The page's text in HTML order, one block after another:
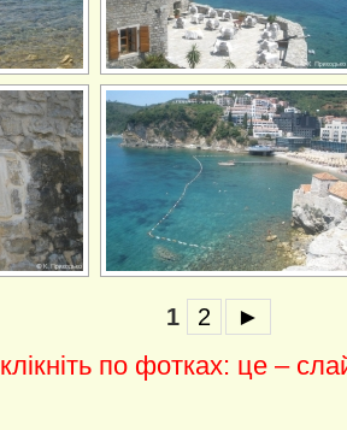
1 2 ►
клікніть по фотках: це –